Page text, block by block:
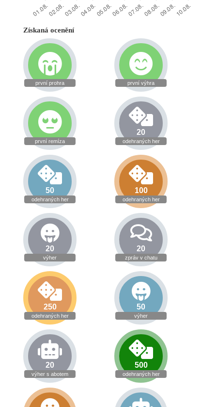
Získaná ocenění
první prohra první výhra
první remíza
20
odehraných her
50
odehraných her
100
odehraných her
20
výher
20
zpráv v chatu
250
odehraných her
50
výher
20
výher s abotem
500
odehraných her